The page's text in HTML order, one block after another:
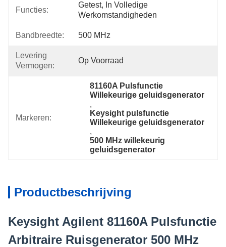
Functies:
Getest, In Volledige
Werkomstandigheden
Bandbreedte: 500 MHz
Levering
Vermogen:
Op Voorraad
Markeren:
81160A Pulsfunctie
Willekeurige geluidsgenerator
,
Keysight pulsfunctie
Willekeurige geluidsgenerator
,
500 MHz willekeurig
geluidsgenerator
Productbeschrijving
Keysight Agilent 81160A Pulsfunctie
Arbitraire Ruisgenerator 500 MHz